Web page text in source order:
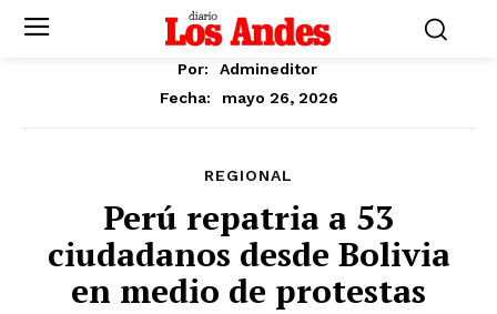
Por:
Admineditor
Fecha:
mayo 26, 2026
REGIONAL
Perú repatria a 53
ciudadanos desde Bolivia
en medio de protestas